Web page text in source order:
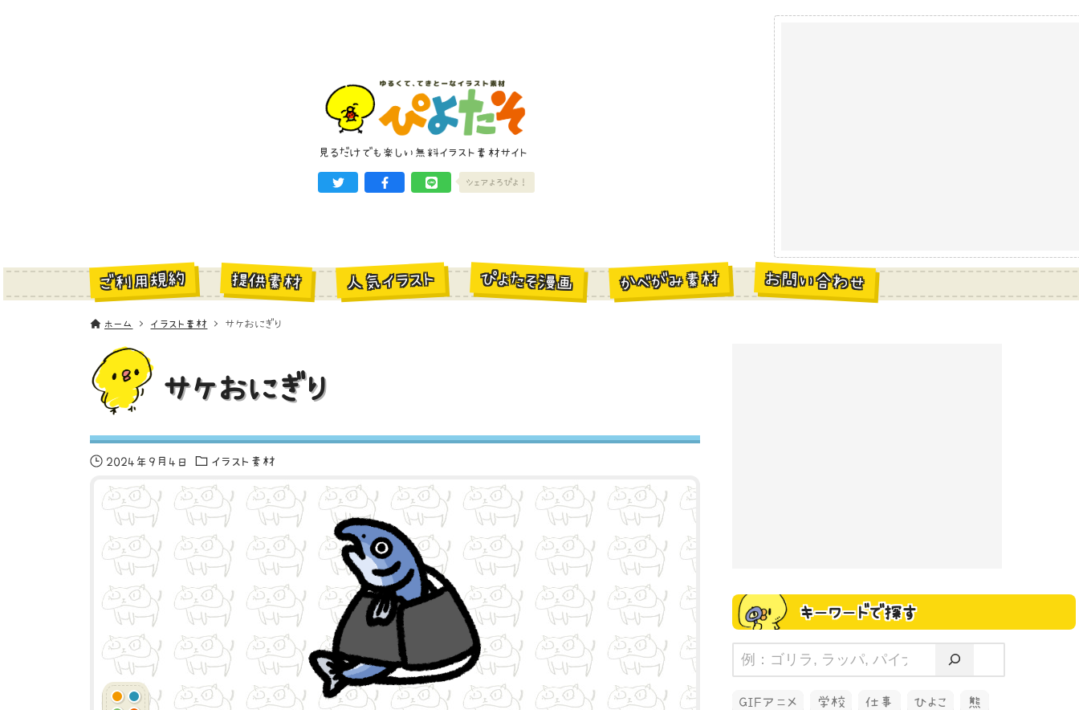
見るだけでも楽しい無料イラスト素材サイト
シェアよろぴよ！
ご利用規約 提供素材 人気イラスト ぴよたそ漫画 かべがみ素材 お問い合わせ
ホーム イラスト素材 サケおにぎり
サケおにぎり
2024年9月4日 イラスト素材
キーワードで探す
GIFアニメ 学校 仕事 ひよこ
熊